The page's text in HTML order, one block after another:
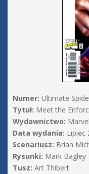
Numer: Ultimate
Tytuł: Meet the
Wydawnictwo:
Data wydania: Lipiec
Scenariusz: Brian
Rysunki: Mark Bagley
Tusz: Art Thibert